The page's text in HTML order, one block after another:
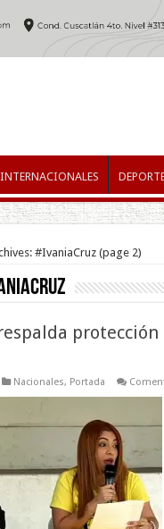
INTERNACIONALES
#IvaniaCruz(page 2)
Nacionales, Portada